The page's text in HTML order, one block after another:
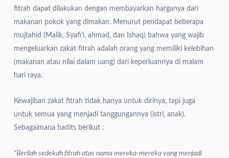
fitrah dapat dilakukan dengan membayarkan harganya dari
makanan pokok yang dimakan. Menurut pendapat beberapa
mujtahid (Malik, Syafi’i, ahmad, dan Ishaq) bahwa yang wajib
mengeluarkan zakat fitrah adalah orang yang memiliki kelebihan
(makanan atau nilai dalam uang) dari keperluannya di malam
hari raya.
Kewajiban zakat fitrah tidak hanya untuk dirinya, tapi juga
untuk semua yang menjadi tanggungannya (istri, anak).
Sebagaimana hadits berikut :
“Berilah sedekah fitrah atas nama mereka-mereka yang menjadi